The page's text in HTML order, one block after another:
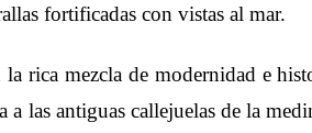
fortificadas con vistas al mar.
la rica mezcla de modernidad e
a las antiguas callejuelas de la